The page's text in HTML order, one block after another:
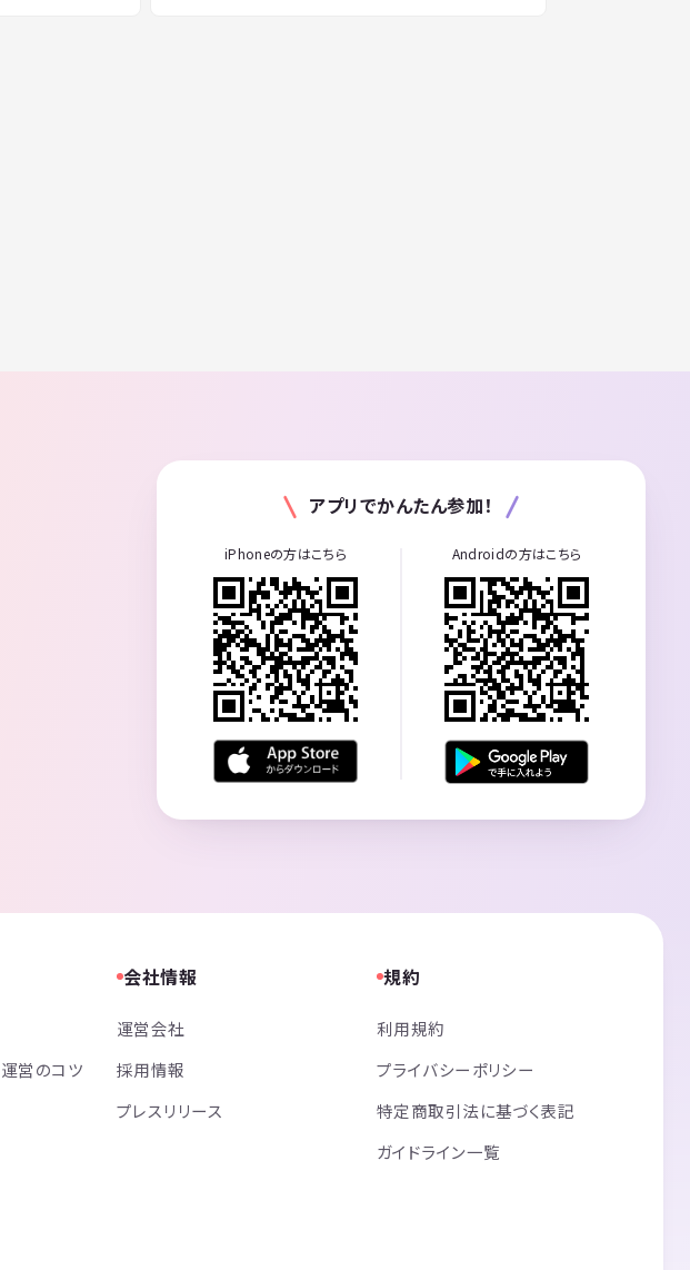
アプリでかんたん参加！
iPhoneの方はこちら Androidの方はこちら
営のコツ
会社情報
運営会社
採用情報
プレスリリース
規約
利用規約
プライバシーポリシー
特定商取引法に基づく表記
ガイドライン一覧